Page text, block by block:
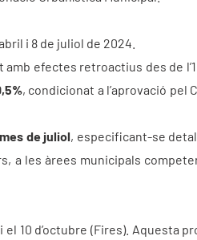
i 8 de juliol de 2024.
efectes retroactius des de
, condicionat a l’aprovació pel
de juliol, especificant-se
a les àrees municipals
10 d’octubre (Fires). Aquesta